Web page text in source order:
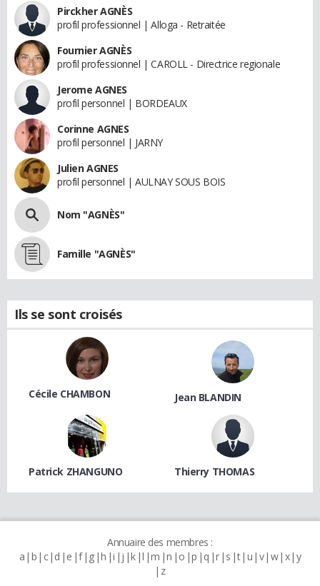
Pirckher AGNÈS
profil professionnel | Alloga - Retraitée
Fournier AGNÈS
profil professionnel | CAROLL - Directrice regionale
Jerome AGNES
profil personnel | BORDEAUX
Corinne AGNES
profil personnel | JARNY
Julien AGNES
profil personnel | AULNAY SOUS BOIS
Nom "AGNÈS"
Famille "AGNÈS"
Ils se sont croisés
Cécile CHAMBON Jean BLANDIN
Patrick ZHANGUNO Thierry THOMAS
Annuaire des membres :
a b c d e f g h i j k l m n o p q r s t u v w x y
z